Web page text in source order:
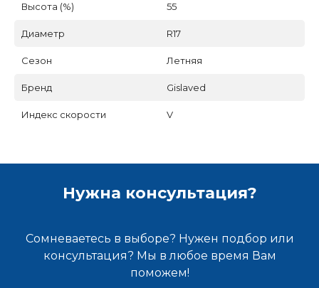
Высота (%) 55
Диаметр R17
Сезон Летняя
Бренд Gislaved
Индекс скорости V
Нужна консультация?
Сомневаетесь в выборе? Нужен подбор или
консультация? Мы в любое время Вам
поможем!